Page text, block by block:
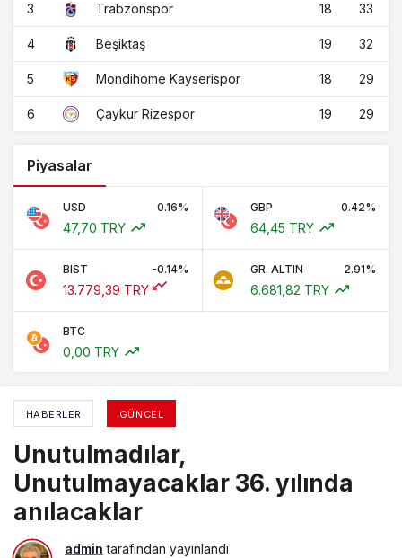
3 Trabzonspor 18 33
4 Beşiktaş 19 32
5 Mondihome Kayserispor 18 29
6 Çaykur Rizespor 19 29
Piyasalar
USD 0.16%
47,70 TRY
GBP 0.42%
64,45 TRY
BIST -0.14%
13.779,39 TRY
GR. ALTIN 2.91%
6.681,82 TRY
BTC
0,00 TRY
HABERLER GÜNCEL
Unutulmadılar,
Unutulmayacaklar 36. yılında
anılacaklar
admin tarafından yayınlandı